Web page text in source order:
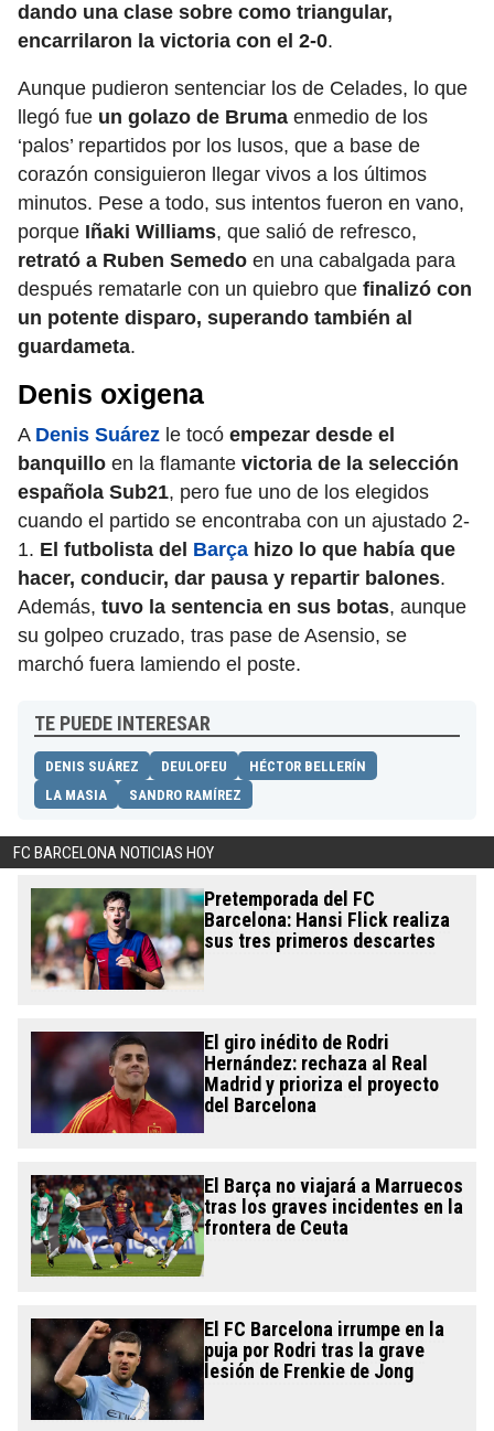
dando una clase sobre como triangular,
encarrilaron la victoria con el 2-0.
Aunque pudieron sentenciar los de Celades, lo que
llegó fue un golazo de Bruma enmedio de los
‘palos’ repartidos por los lusos, que a base de
corazón consiguieron llegar vivos a los últimos
minutos. Pese a todo, sus intentos fueron en vano,
porque Iñaki Williams, que salió de refresco,
retrató a Ruben Semedo en una cabalgada para
después rematarle con un quiebro que finalizó con
un potente disparo, superando también al
guardameta.
Denis oxigena
A Denis Suárez le tocó empezar desde el
banquillo en la flamante victoria de la selección
española Sub21, pero fue uno de los elegidos
cuando el partido se encontraba con un ajustado 2-
1. El futbolista del Barça hizo lo que había que
hacer, conducir, dar pausa y repartir balones.
Además, tuvo la sentencia en sus botas, aunque
su golpeo cruzado, tras pase de Asensio, se
marchó fuera lamiendo el poste.
TE PUEDE INTERESAR
DENIS SUÁREZ DEULOFEU
HÉCTOR BELLERÍN
LA MASIA
SANDRO RAMÍREZ
FC BARCELONA NOTICIAS HOY
Pretemporada del FC
Barcelona: Hansi Flick realiza
sus tres primeros descartes
El giro inédito de Rodri
Hernández: rechaza al Real
Madrid y prioriza el proyecto
del Barcelona
El Barça no viajará a Marruecos
tras los graves incidentes en la
frontera de Ceuta
El FC Barcelona irrumpe en la
puja por Rodri tras la grave
lesión de Frenkie de Jong